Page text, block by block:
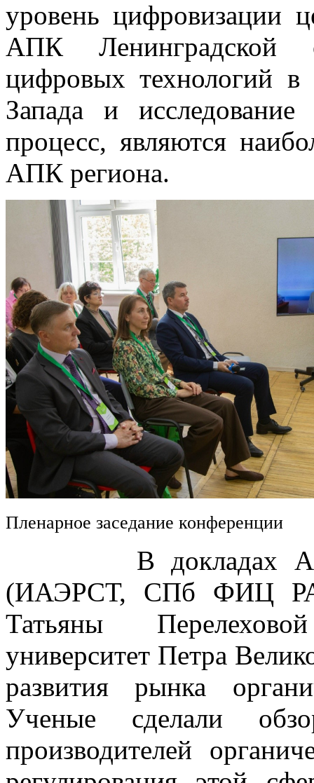
уровень цифровизации
АПК Ленинградской
цифровых технологий
Запада и
процесс, являются
АПК региона.
Пленарное заседание конференции
В докладах
(ИАЭРСТ, СПб ФИЦ
Татьяны
университет Петра
развития рынка
Ученые сделали
производителей